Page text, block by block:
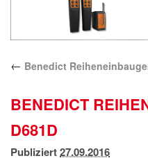
KARRIERE
PRODUKTE
APPLIKATIONEN
KONTAKT
ANFAHRT
IMPRESSUM
← Benedict
BENEDICT
D681D
Publiziert27.09.2016